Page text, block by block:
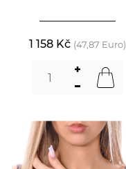
1 158 Kč (47,87 Euro)